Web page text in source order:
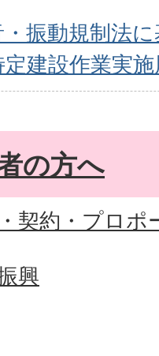
振動規制法
定建設作業実施
の方へ
契約・プロポ
興